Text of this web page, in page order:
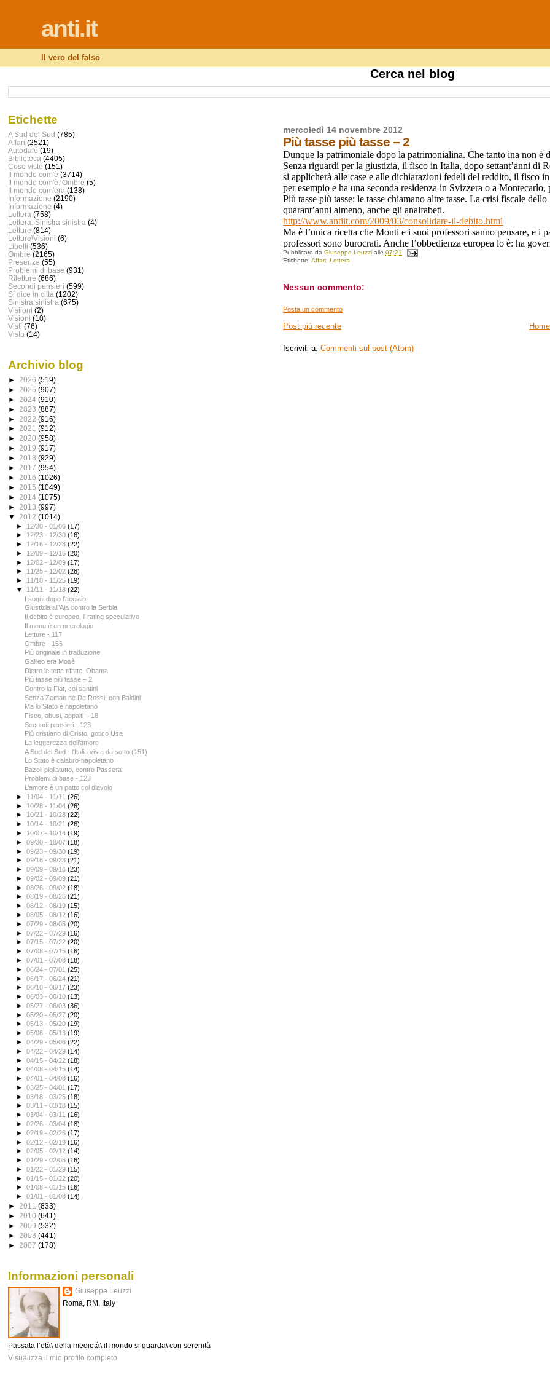
anti.it
Il vero del falso
Cerca nel blog
mercoledì 14 novembre 2012
Più tasse più tasse – 2
Dunque la patrimoniale dopo la patrimonialina. Che tanto ina non è
Senza riguardi per la giustizia, il fisco in Italia, dopo settant’anni di
si applicherà alle case e alle dichiarazioni fedeli del reddito, il fisco
per esempio e ha una seconda residenza in Svizzera o a
Più tasse più tasse: le tasse chiamano altre tasse. La crisi fiscale
quarant’anni almeno, anche gli analfabeti.
http://www.antiit.com/2009/03/consolidare-il-debito.html
Ma è l’unica ricetta che Monti e i suoi professori sanno pensare, e i
professori sono burocrati. Anche l’obbedienza europea lo è: ha
Pubblicato daGiuseppe Leuzzi alle07:21
Etichette:Affari ,Lettera
Nessun commento:
Posta un commento
Post più recente
Iscriviti a:Commenti sul post (Atom)
Etichette
A Sud del Sud (785)
Affari (2521)
Autodafé (19)
Biblioteca (4405)
Cose viste (151)
Il mondo com'è (3714)
Il mondo com'è. Ombre (5)
Il mondo com'era (138)
Informazione (2190)
Infprmazione (4)
Lettera (758)
Lettera. Sinistra sinistra (4)
Letture (814)
Letture\Visioni (6)
Libelli (536)
Ombre (2165)
Presenze (55)
Problemi di base (931)
Riletture (686)
Secondi pensieri (599)
Si dice in città (1202)
Sinistra sinistra (675)
Visiioni (2)
Visioni (10)
Visti (76)
Visto (14)
Archivio blog
► 2026 (519)
► 2025 (907)
► 2024 (910)
► 2023 (887)
► 2022 (916)
► 2021 (912)
► 2020 (958)
► 2019 (917)
► 2018 (929)
► 2017 (954)
► 2016 (1026)
► 2015 (1049)
► 2014 (1075)
► 2013 (997)
▼ 2012 (1014)
► 12/30 - 01/06(17)
► 12/23 - 12/30(16)
► 12/16 - 12/23(22)
► 12/09 - 12/16(20)
► 12/02 - 12/09(17)
► 11/25 - 12/02(28)
► 11/18 - 11/25(19)
▼ 11/11 - 11/18(22)
I sogni dopo l’acciaio
Giustizia all’Aja contro la Serbia
Il debito è europeo, il rating speculativo
Il menu è un necrologio
Letture - 117
Ombre - 155
Più originale in traduzione
Galileo era Mosè
Dietro le tette rifatte, Obama
Più tasse più tasse – 2
Contro la Fiat, coi santini
Senza Zeman né De Rossi, con Baldini
Ma lo Stato è napoletano
Fisco, abusi, appalti – 18
Secondi pensieri - 123
Più cristiano di Cristo, gotico Usa
La leggerezza dell’amore
A Sud del Sud - l'Italia vista da sotto (151)
Lo Stato è calabro-napoletano
Bazoli pigliatutto, contro Passera
Problemi di base - 123
L’amore è un patto col diavolo
► 11/04 - 11/11(26)
► 10/28 - 11/04(26)
► 10/21 - 10/28(22)
► 10/14 - 10/21(26)
► 10/07 - 10/14(19)
►09/30 - 10/07(18)
►09/23 - 09/30(19)
►09/16 - 09/23(21)
►09/09 - 09/16(23)
►09/02 - 09/09(21)
►08/26 - 09/02(18)
►08/19 - 08/26(21)
►08/12 - 08/19(15)
►08/05 - 08/12(16)
►07/29 - 08/05(20)
►07/22 - 07/29(16)
►07/15 - 07/22(20)
►07/08 - 07/15(16)
►07/01 - 07/08(18)
►06/24 - 07/01(25)
►06/17 - 06/24(21)
►06/10 - 06/17(23)
►06/03 - 06/10(13)
►05/27 - 06/03(36)
►05/20 - 05/27(20)
►05/13 - 05/20(19)
►05/06 - 05/13(19)
►04/29 - 05/06(22)
►04/22 - 04/29(14)
►04/15 - 04/22(18)
►04/08 - 04/15(14)
►04/01 - 04/08(16)
►03/25 - 04/01(17)
►03/18 - 03/25(18)
►03/11 - 03/18(15)
►03/04 - 03/11(16)
►02/26 - 03/04(18)
►02/19 - 02/26(17)
►02/12 - 02/19(16)
►02/05 - 02/12(14)
►01/29 - 02/05(16)
►01/22 - 01/29(15)
►01/15 - 01/22(20)
►01/08 - 01/15(16)
►01/01 - 01/08(14)
► 2011 (833)
► 2010 (641)
► 2009 (532)
► 2008 (441)
► 2007 (178)
Informazioni personali
Giuseppe Leuzzi
Roma, RM, Italy
Passata l’età\ della medietà\ il mondo si guarda\ con serenità
Visualizza il mio profilo completo